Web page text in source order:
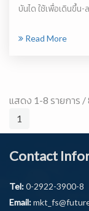
บันได ใช้เพื่อเดินขึ้น
Read More
แสดง 1-8 รายการ /
1
Contact
Tel:0-2922-3900-8
Email: